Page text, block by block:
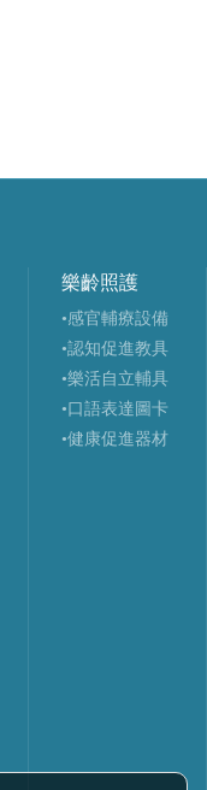
樂齡照護
•感官輔療設備
•認知促進教具
•樂活自立輔具
•口語表達圖卡
•健康促進器材